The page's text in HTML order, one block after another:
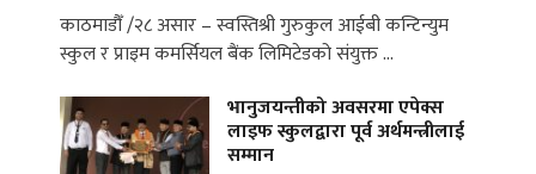
काठमाडौँ /२८ असार – स्वस्तिश्री गुरुकुल आईबी कन्टिन्युम
स्कुल र प्राइम कमर्सियल बैंक लिमिटेडको संयुक्त …
भानुजयन्तीको अवसरमा एपेक्स
लाइफ स्कुलद्वारा पूर्व अर्थमन्त्रीलाई
सम्मान